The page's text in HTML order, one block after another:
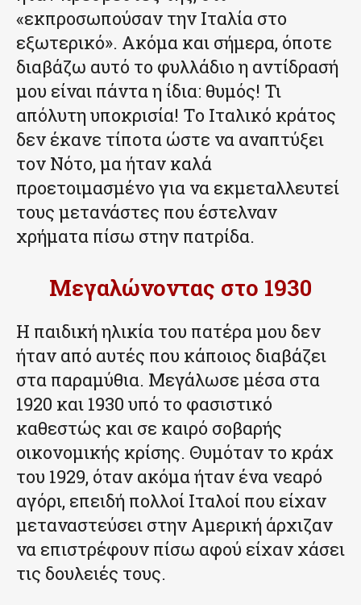
«εκπροσωπούσαν την Ιταλία στο
εξωτερικό». Ακόμα και σήμερα, όποτε
διαβάζω αυτό το φυλλάδιο η αντίδρασή
μου είναι πάντα η ίδια: θυμός! Τι
απόλυτη υποκρισία! Το Ιταλικό κράτος
δεν έκανε τίποτα ώστε να αναπτύξει
τον Νότο, μα ήταν καλά
προετοιμασμένο για να εκμεταλλευτεί
τους μετανάστες που έστελναν
χρήματα πίσω στην πατρίδα.
Μεγαλώνοντας στο 1930
Η παιδική ηλικία του πατέρα μου δεν
ήταν από αυτές που κάποιος διαβάζει
στα παραμύθια. Μεγάλωσε μέσα στα
1920 και 1930 υπό το φασιστικό
καθεστώς και σε καιρό σοβαρής
οικονομικής κρίσης. Θυμόταν το κράχ
του 1929, όταν ακόμα ήταν ένα νεαρό
αγόρι, επειδή πολλοί Ιταλοί που είχαν
μεταναστεύσει στην Αμερική άρχιζαν
να επιστρέφουν πίσω αφού είχαν χάσει
τις δουλειές τους.